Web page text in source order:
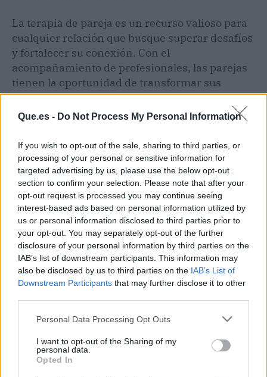
Que.es - Do Not Process My Personal Information
If you wish to opt-out of the sale, sharing to third parties, or
processing of your personal or sensitive information for
targeted advertising by us, please use the below opt-out
section to confirm your selection. Please note that after your
opt-out request is processed you may continue seeing
interest-based ads based on personal information utilized by
us or personal information disclosed to third parties prior to
your opt-out. You may separately opt-out of the further
disclosure of your personal information by third parties on the
IAB’s list of downstream participants. This information may
also be disclosed by us to third parties on the IAB’s List of
Downstream Participants that may further disclose it to other
Personal Data Processing Opt Outs
I want to opt-out of the Sharing of my
personal data.
Opted In
La terapia de pareja es un recurso valioso para
cualquier relación que busque superar desafíos
y fortalecer su conexión. Con el
acompañamiento de profesionales, las parejas
tienen la oportunidad de transformar sus
dinámicas y alcanzar una mayor estabilidad
emocional, promoviendo un futuro compartido
EnAnna Gilpsicología destacan la
importancia de buscar apoyo profesional para
gestionar las dificultades que afectan a las
relaciones.A través de un enfoque
personalizado, la terapia de pareja permite
analizar la raíz de los problemas y trabajar en
soluciones que beneficien a ambas partes,
priorizando el respeto y la colaboración.